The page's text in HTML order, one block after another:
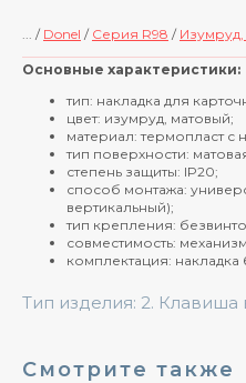
... / Donel / Cерия R98 /
Основные характеристики:
тип: накладка для
цвет: изумруд, матовый;
материал: термопласт с
тип поверхности:
степень защиты: IP20;
способ монтажа:
вертикальный);
тип крепления:
совместимость:
комплектация:
Тип изделия: 2. Клавиша
Смотрите также